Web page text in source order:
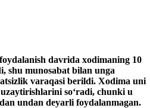
davrida хodimaning 10
shu munosabat bilan unga
varaqasi berildi. Xodima uni
soʻradi, chunki u
undan deyarli foydalanmagan.